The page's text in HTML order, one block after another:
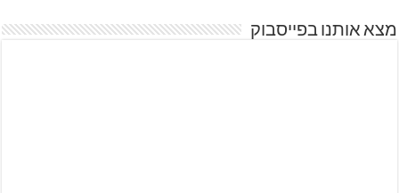
מצא אותנו בפייסבוק